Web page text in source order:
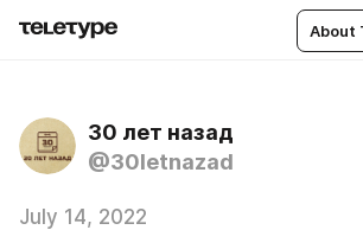
About
30 лет назад
@30letnazad
July 14, 2022